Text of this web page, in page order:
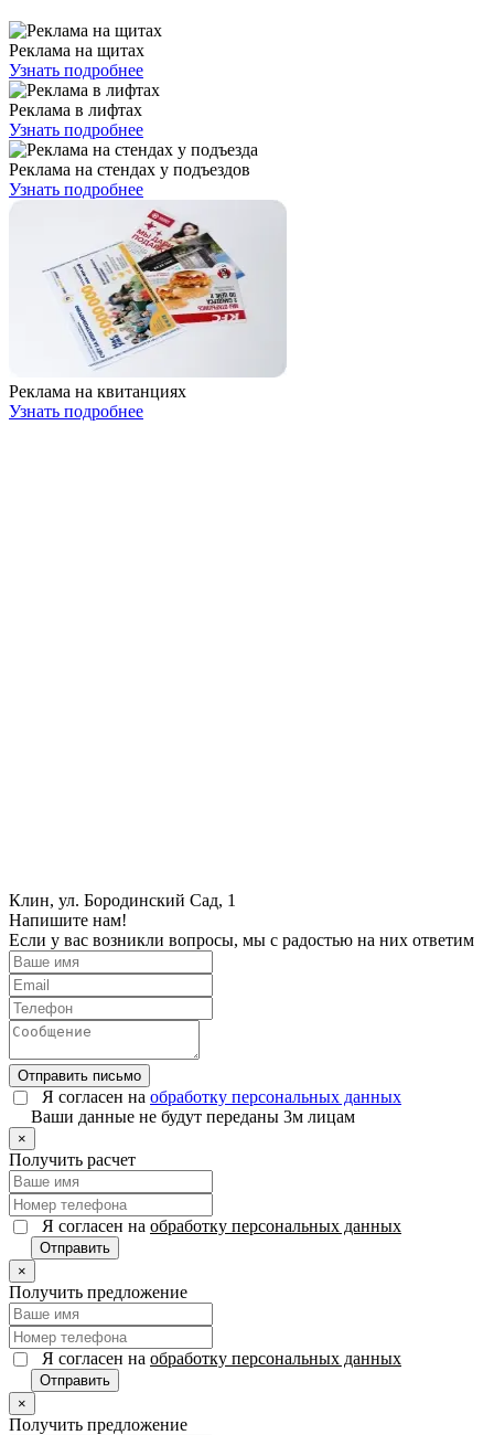
Реклама на щитах
Узнать подробнее
Реклама в лифтах
Узнать подробнее
Реклама на стендах у подъездов
Узнать подробнее
Реклама на квитанциях
Узнать подробнее
Клин, ул. Бородинский Сад, 1
Напишите нам!
Если у вас возникли вопросы, мы с радостью на них ответим
Отправить письмо
Я согласен на обработку персональных данных
Ваши данные не будут переданы 3м лицам
×
Получить расчет
Я согласен на обработку персональных данных
Отправить
×
Получить предложение
Я согласен на обработку персональных данных
Отправить
×
Получить предложение